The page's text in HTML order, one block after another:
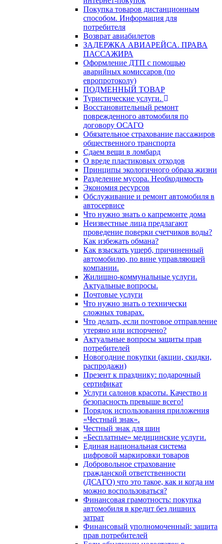
Покупка товаров дистанционным
способом. Информация для
потребителя
Возврат авиабилетов
ЗАДЕРЖКА АВИАРЕЙСА. ПРАВА
ПАССАЖИРА
Оформление ДТП с помощью
аварийных комиссаров (по
европротоколу)
ПОДМЕННЫЙ ТОВАР
Туристические услуги.
Восстановительный ремонт
поврежденного автомобиля по
договору ОСАГО
Обязательное страхование пассажиров
общественного транспорта
Сдаем вещи в ломбард
О вреде пластиковых отходов
Принципы экологичного образа жизни
Разделение мусора. Необходимость
Экономия ресурсов
Обслуживание и ремонт автомобиля в
автосервисе
Что нужно знать о капремонте дома
Неизвестные лица предлагают
проведение поверки счетчиков воды?
Как избежать обмана?
Как взыскать ущерб, причиненный
автомобилю, по вине управляющей
компании.
Жилищно-коммунальные услуги.
Актуальные вопросы.
Почтовые услуги
Что нужно знать о технически
сложных товарах.
Что делать, если почтовое отправление
утеряно или испорчено?
Актуальные вопросы защиты прав
потребителей
Новогодние покупки (акции, скидки,
распродажи)
Презент к празднику: подарочный
сертификат
Услуги салонов красоты. Качество и
безопасность превыше всего!
Порядок использования приложения
«Честный знак».
Честный знак для шин
«Бесплатные» медицинские услуги.
Единая национальная система
цифровой маркировки товаров
Добровольное страхование
гражданской ответственности
(ДСАГО) что это такое, как и когда им
можно воспользоваться?
Финансовая грамотность: покупка
автомобиля в кредит без лишних
затрат
Финансовый уполномоченный: защита
прав потребителей